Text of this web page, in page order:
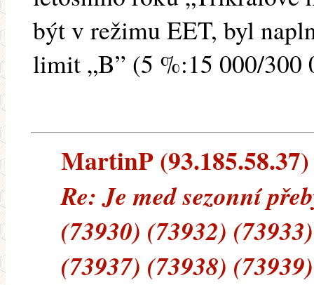
být v režimu EET, byl
limit „B” (5 %:15 000/300
MartinP
Re: Je med sezonní
(73930) (73932)
(73937) (73938)